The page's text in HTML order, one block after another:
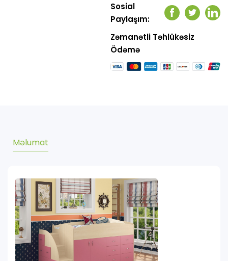
Sosial
Paylaşım:
Facebook
Twitter
Zəmanətli Təhlükəsiz
Ödəmə
Məlumat